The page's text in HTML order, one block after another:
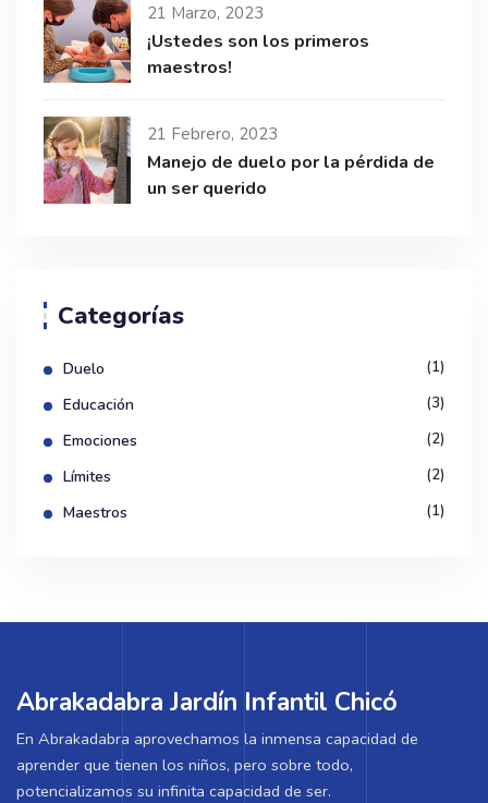
21 Marzo, 2023
¡Ustedes son los primeros
maestros!
21 Febrero, 2023
Manejo de duelo por la pérdida de
un ser querido
Categorías
Duelo (1)
Educación (3)
Emociones (2)
Límites (2)
Maestros (1)
Abrakadabra Jardín Infantil Chicó
En Abrakadabra aprovechamos la inmensa capacidad de
aprender que tienen los niños, pero sobre todo,
potencializamos su infinita capacidad de ser.